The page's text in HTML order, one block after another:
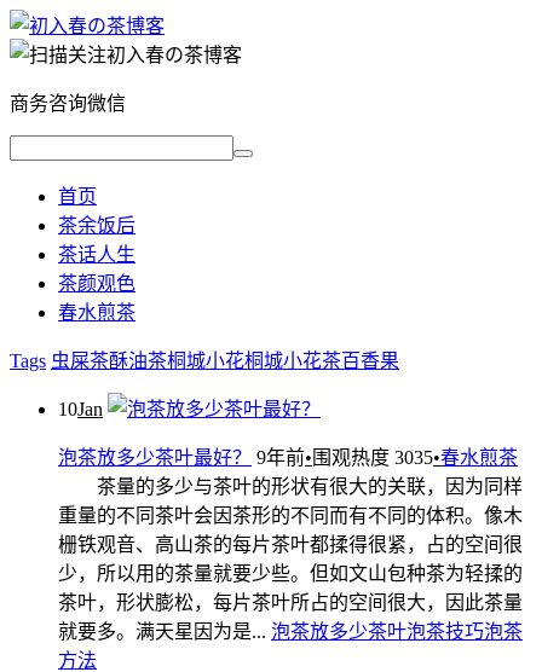
商务咨询微信
首页
茶余饭后
茶话人生
茶颜观色
春水煎茶
Tags 虫屎茶酥油茶桐城小花桐城小花茶百香果
10Jan
泡茶放多少茶叶最好？ 9年前• 围观热度 3035•春水煎茶
茶量的多少与茶叶的形状有很大的关联，因为同样
重量的不同茶叶会因茶形的不同而有不同的体积。像木
栅铁观音、高山茶的每片茶叶都揉得很紧，占的空间很
少，所以用的茶量就要少些。但如文山包种茶为轻揉的
茶叶，形状膨松，每片茶叶所占的空间很大，因此茶量
就要多。满天星因为是... 泡茶放多少茶叶泡茶技巧泡茶
方法